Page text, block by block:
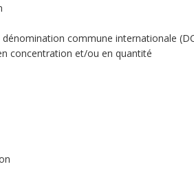
commune internationale
concentration et/ou en quantité